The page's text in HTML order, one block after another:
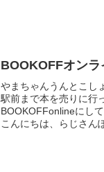
BOOKOFFオン
やまちゃんうんとこ
駅前まで本を売りに行
BOOKOFFonlineにし
こんにちは、らじさん